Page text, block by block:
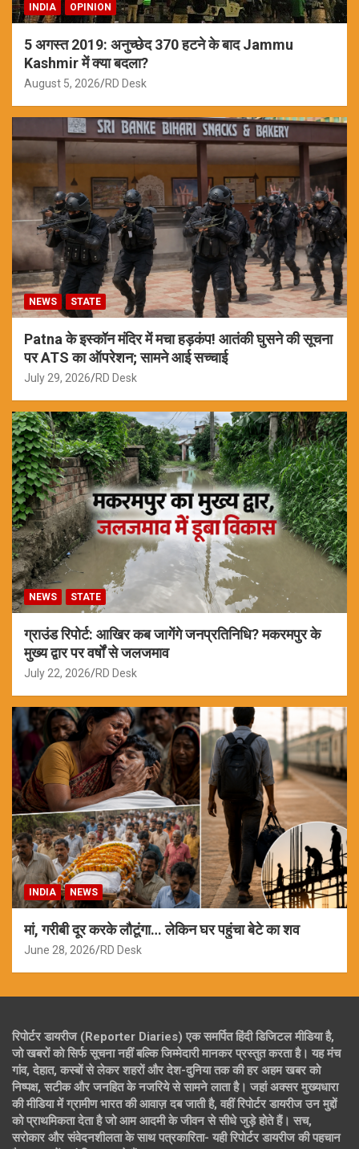
INDIA OPINION
5 अगस्त 2019: अनुच्छेद 370 हटने के बाद Jammu
Kashmir में क्या बदला?
August 5, 2026 RD Desk
NEWS STATE
Patna के इस्कॉन मंदिर में मचा हड़कंप! आतंकी घुसने की सूचना
पर ATS का ऑपरेशन; सामने आई सच्चाई
July 29, 2026 RD Desk
NEWS STATE
ग्राउंड रिपोर्ट: आखिर कब जागेंगे जनप्रतिनिधि? मकरमपुर के
मुख्य द्वार पर वर्षों से जलजमाव
July 22, 2026 RD Desk
INDIA NEWS
मां, गरीबी दूर करके लौटूंगा… लेकिन घर पहुंचा बेटे का शव
June 28, 2026 RD Desk
रिपोर्टर डायरीज (Reporter Diaries) एक समर्पित हिंदी डिजिटल मीडिया है,
जो खबरों को सिर्फ सूचना नहीं बल्कि जिम्मेदारी मानकर प्रस्तुत करता है। यह मंच
गांव, देहात, कस्बों से लेकर शहरों और देश-दुनिया तक की हर अहम खबर को
निष्पक्ष, सटीक और जनहित के नजरिये से सामने लाता है। जहां अक्सर मुख्यधारा
की मीडिया में ग्रामीण भारत की आवाज़ दब जाती है, वहीं रिपोर्टर डायरीज उन मुद्दों
को प्राथमिकता देता है जो आम आदमी के जीवन से सीधे जुड़े होते हैं। सच,
सरोकार और संवेदनशीलता के साथ पत्रकारिता- यही रिपोर्टर डायरीज की पहचान